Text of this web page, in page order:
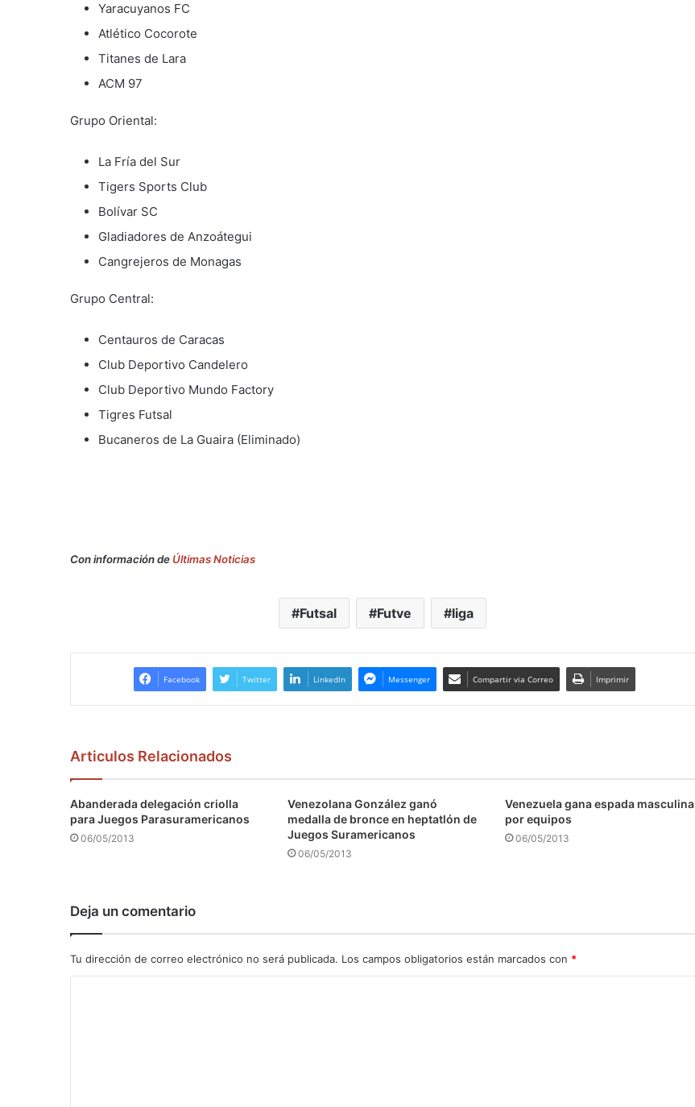
Yaracuyanos FC
Atlético Cocorote
Titanes de Lara
ACM 97
Grupo Oriental:
La Fría del Sur
Tigers Sports Club
Bolívar SC
Gladiadores de Anzoátegui
Cangrejeros de Monagas
Grupo Central:
Centauros de Caracas
Club Deportivo Candelero
Club Deportivo Mundo Factory
Tigres Futsal
Bucaneros de La Guaira (Eliminado)
Con información de Últimas Noticias
Futsal Futve liga
Facebook Twitter LinkedIn Messenger Compartir via Correo Imprimir
Articulos Relacionados
Abanderada delegación criolla
para Juegos Parasuramericanos
06/05/2013
Venezolana González ganó
medalla de bronce en heptatlón de
Juegos Suramericanos
06/05/2013
Venezuela gana espada masculina
por equipos
06/05/2013
Deja un comentario
Tu dirección de correo electrónico no será publicada. Los campos obligatorios están marcados con *